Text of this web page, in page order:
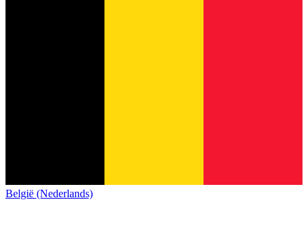
België (Nederlands)